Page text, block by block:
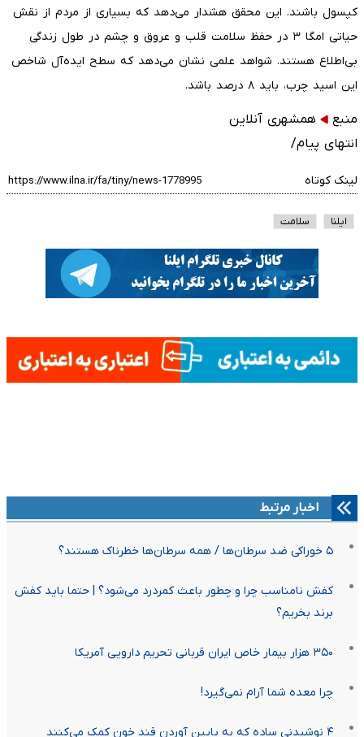
کپسول باشند. این محقق هشدار می‌دهد که بسیاری از مردم از نقش
حیاتی امگا ۳ در حفظ سلامت قلب و عروق و چشم در طول زندگی
بی‌اطلاع هستند. شواهد علمی نشان می‌دهد که سطح ایده‌آل شاخص
این اسید چرب، باید ۸ درصد باشد.
منبع
همشهری آنلاین
انتهای پیام/
لینک کوتاه
ایلنا سلامت
اخبار مرتبط
۵ خوراکی ضد سرطان‌ها / همه سرطان‌ها خطرناک هستند؟
کفش نامناسب چرا و چطور باعث کمردرد می‌شود؟ | حتما باید کفش
برند بخریم؟
۳۵۰ هزار بیمار خاص ایران قربانی تحریم دارویی آمریکا
چرا معده شما آرام نمی‌گیرد!
۴ نوشیدنی ساده که به پایین آوردن قند خون کمک می‌کنند